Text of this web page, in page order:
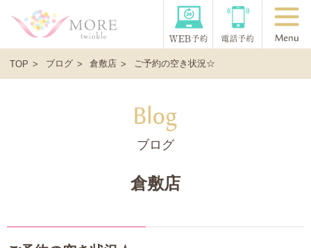
TOP ブログ 倉敷店 ご予約の空き状況☆
ブログ
倉敷店